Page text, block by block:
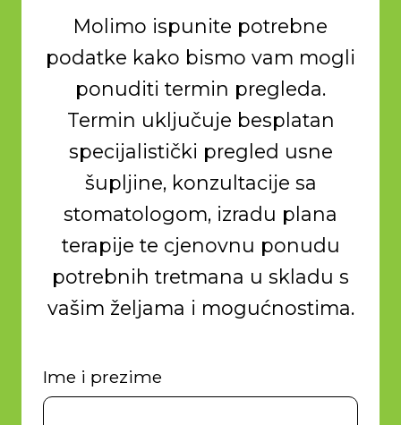
Molimo ispunite potrebne
podatke kako bismo vam mogli
ponuditi termin pregleda.
Termin uključuje besplatan
specijalistički pregled usne
šupljine, konzultacije sa
stomatologom, izradu plana
terapije te cjenovnu ponudu
potrebnih tretmana u skladu s
vašim željama i mogućnostima.
Ime i prezime